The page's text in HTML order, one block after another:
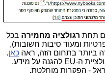
תחת רגולציה מחמירה בכל
ומעוד סיבות חשובות),
כאן.
רגולציה זו היא חלק בלתי נפרד מרגולציית ה-EU להגנה על מידע,
- הפקרות מוחלטת.